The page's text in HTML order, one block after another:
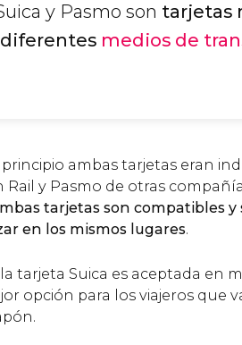
y Pasmo son tarjetas
medios de
ambas tarjetas eran
Rail y Pasmo de otras
tarjetas son compatibles y
en los mismos lugares.
tarjeta Suica es aceptada en
opción para los viajeros que